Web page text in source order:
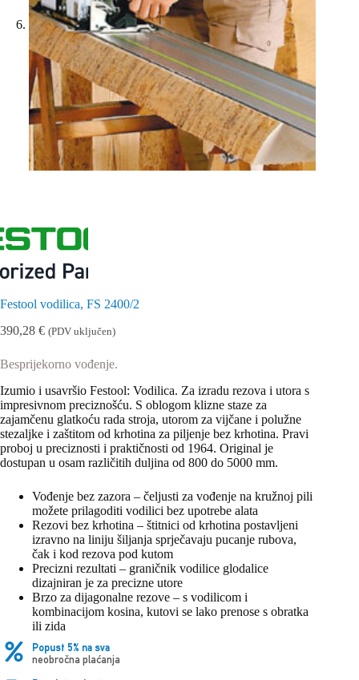
Festool vodilica, FS 2400/2
390,28 € (PDV uključen)
Besprijekorno vođenje.
Izumio i usavršio Festool: Vodilica. Za izradu rezova i utora s
impresivnom preciznošću. S oblogom klizne staze za
zajamčenu glatkoću rada stroja, utorom za vijčane i polužne
stezaljke i zaštitom od krhotina za piljenje bez krhotina. Pravi
proboj u preciznosti i praktičnosti od 1964. Original je
dostupan u osam različitih duljina od 800 do 5000 mm.
Vođenje bez zazora – čeljusti za vođenje na kružnoj pili
možete prilagoditi vodilici bez upotrebe alata
Rezovi bez krhotina – štitnici od krhotina postavljeni
izravno na liniju šiljanja sprječavaju pucanje rubova,
čak i kod rezova pod kutom
Precizni rezultati – graničnik vodilice glodalice
dizajniran je za precizne utore
Brzo za dijagonalne rezove – s vodilicom i
kombinacijom kosina, kutovi se lako prenose s obratka
ili zida
Popust 5% na sva
neobročna plaćanja